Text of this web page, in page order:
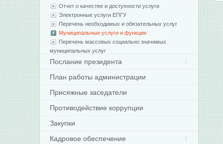
Отчет о качестве и доступности услуги
Электронные услуги ЕПГУ
Перечень необходимых и обязательных услуг
Муниципальные услуги и функции
Перечень массовых социально значимых
муниципальных услуг
Послание президента
План работы администрации
Присяжные заседатели
Противодействие коррупции
Закупки
Кадровое обеспечение